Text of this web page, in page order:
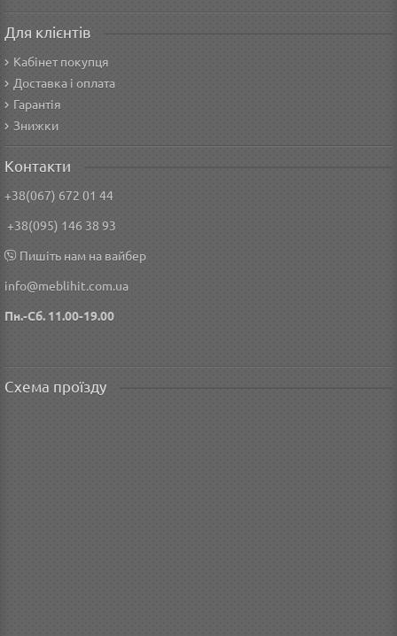
Для клієнтів
Кабінет покупця
Доставка і оплата
Гарантія
Знижки
Контакти
+38(067) 672 01 44
+38(095) 146 38 93
Пишіть нам на вайбер
info@meblihit.com.ua
Пн.-Сб. 11.00-19.00
Схема проїзду